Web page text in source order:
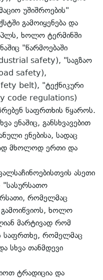
უშიშროების"
გამოიყენება და
ხოლო ტერმინში
"წარმოებაში
safety), "საგზაო
safety),
belt), "ტექნიკური
code regulations)
საფრთხის წყაროს.
ენაშიც, განსხვავებით
ენებისა, სადაც
მხოლოდ ერთი და
ასეთი
"სასურსათო
რომელმაც
გამოიწვიოს, ხოლო
მარტივად რომ
საფრთხე, რომელმაც
სხვა თანმდევი
ტრადიცია და